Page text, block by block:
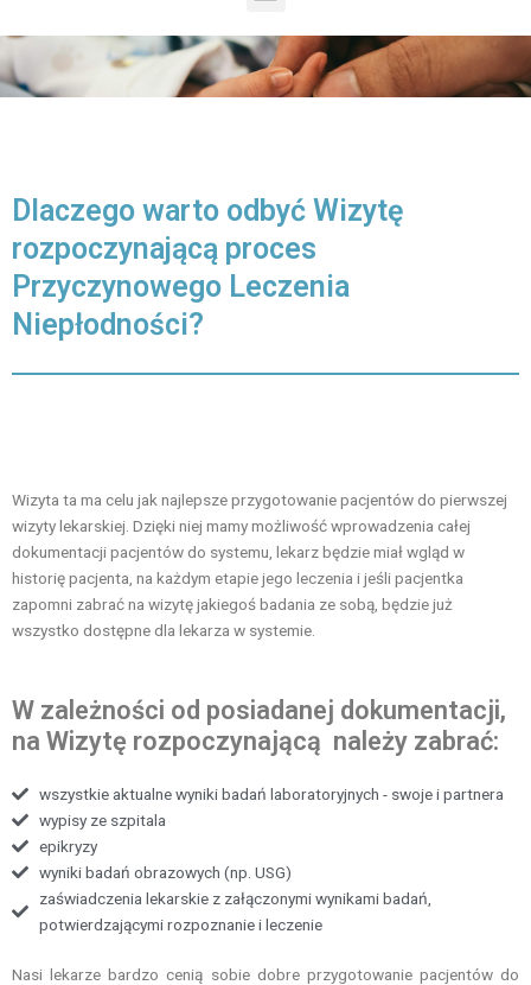
Dlaczego warto odbyć Wizytę
rozpoczynającą proces
Przyczynowego Leczenia
Niepłodności?
Wizyta ta ma celu jak najlepsze przygotowanie pacjentów do pierwszej
wizyty lekarskiej. Dzięki niej mamy możliwość wprowadzenia całej
dokumentacji pacjentów do systemu, lekarz będzie miał wgląd w
historię pacjenta, na każdym etapie jego leczenia i jeśli pacjentka
zapomni zabrać na wizytę jakiegoś badania ze sobą, będzie już
wszystko dostępne dla lekarza w systemie.
W zależności od posiadanej dokumentacji,
na Wizytę rozpoczynającą należy zabrać:
wszystkie aktualne wyniki badań laboratoryjnych - swoje i partnera
wypisy ze szpitala
epikryzy
wyniki badań obrazowych (np. USG)
zaświadczenia lekarskie z załączonymi wynikami badań,
potwierdzającymi rozpoznanie i leczenie
Nasi lekarze bardzo cenią sobie dobre przygotowanie pacjentów do